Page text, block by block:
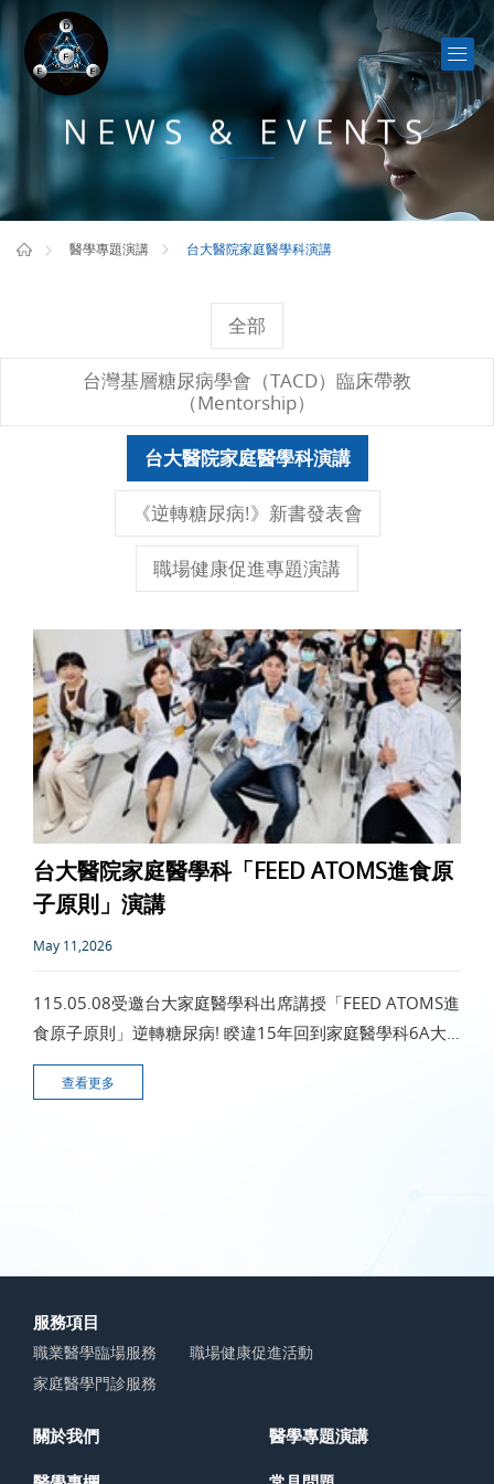
NEWS & EVENTS
醫學專題演講 台大醫院家庭醫學科演講
全部
台灣基層糖尿病學會（TACD）臨床帶教
（Mentorship）
台大醫院家庭醫學科演講
《逆轉糖尿病!》新書發表會
職場健康促進專題演講
台大醫院家庭醫學科「FEED ATOMS進食原
子原則」演講
May 11,2026
115.05.08受邀台大家庭醫學科出席講授「FEED ATOMS進
食原子原則」逆轉糖尿病! 睽違15年回到家庭醫學科6A大
教室，有許多令人懷念的地方~ 以前這裡是大家晨會科會一
起學習討論的教室 當年
查看更多
服務項目
職業醫學臨場服務
職場健康促進活動
家庭醫學門診服務
關於我們 醫學專題演講